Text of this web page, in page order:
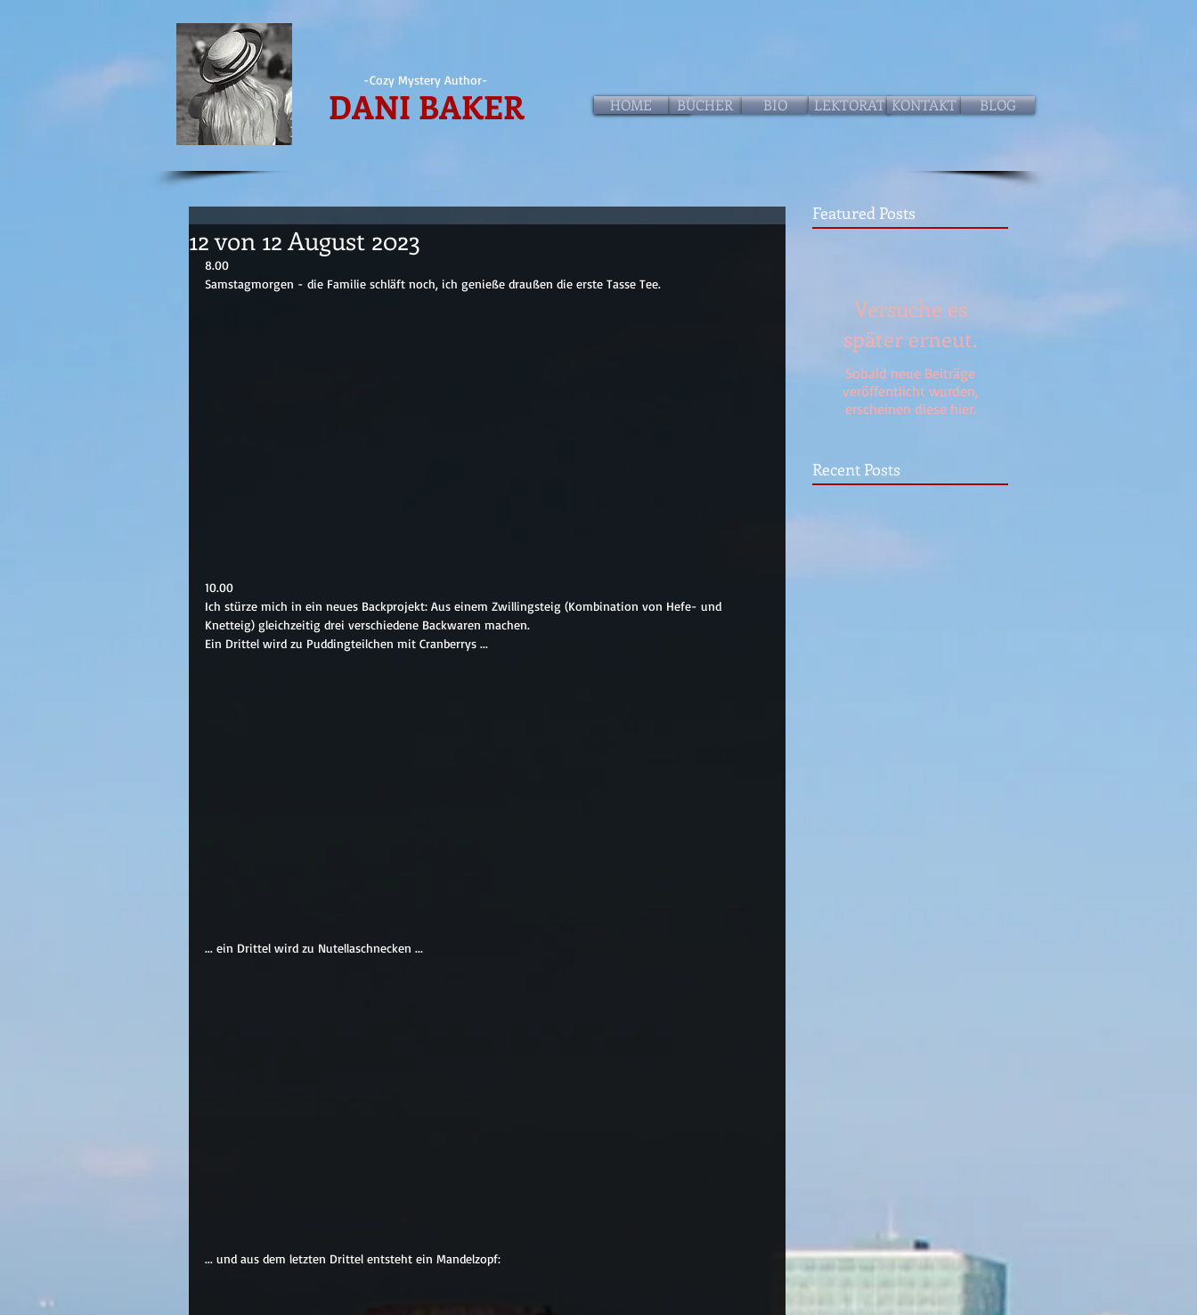
-Cozy Mystery Author-
DANI BAKER HOME BÜCHER
HOME BIO LEKTORAT KONTAKT BLOG
12 von 12 August 2023
8.00
Samstagmorgen - die Familie schläft noch, ich genieße draußen die erste Tasse Tee.
10.00
Ich stürze mich in ein neues Backprojekt: Aus einem Zwillingsteig (Kombination von Hefe- und
Knetteig) gleichzeitig drei verschiedene Backwaren machen.
Ein Drittel wird zu Puddingteilchen mit Cranberrys ...
... ein Drittel wird zu Nutellaschnecken ...
... und aus dem letzten Drittel entsteht ein Mandelzopf:
Featured Posts
Versuche es
später erneut.
Sobald neue Beiträge
veröffentlicht wurden,
erscheinen diese hier.
Recent Posts